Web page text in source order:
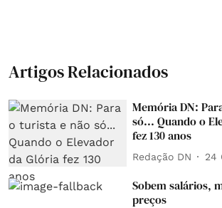
Artigos Relacionados
Memória DN:
só... Quando o
fez 130 anos
Redação DN 24
Sobem salários,
preços